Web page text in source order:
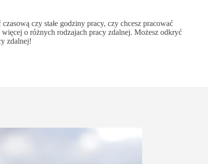
czy stałe godziny pracy, czy chcesz pracować
o różnych rodzajach pracy zdalnej. Możesz odkryć
zdalnej!